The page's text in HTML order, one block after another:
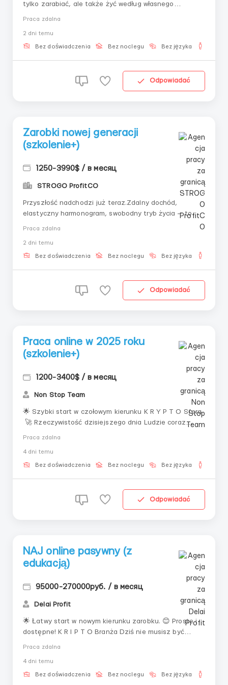
tylko zarabiać, ale także żyć według własnego
Ale aby odnieść sukces, ważne jest nie tylko zacząć,
ale zrobić to z wsparciem i w otoczeniu osób o podo...
Praca zdalna
2 dni temu
Bez doświadczenia Bez noclegu Bez języka
Odpowiadać
Zarobki nowej generacji
(szkolenie+)
1250-3990$ / в месяц
STROGO ProfitCO
Przyszłość nadchodzi już teraz.Zdalny dochód,
elastyczny harmonogram, swobodny tryb życia — to
wszystko staje się nową normą. Technologie otwierają
aby uzyskać dostęp do tych możliwości, ważne jest,
aby znaleźć się w zaufanym zespole. K R I...
Praca zdalna
2 dni temu
Bez doświadczenia Bez noclegu Bez języka
Odpowiadać
Praca online w 2025 roku
(szkolenie+)
1200-3400$ / в месяц
Non Stop Team
🌟 Szybki start w czołowym kierunku K R Y P T O Sfera
🚀 Rzeczywistość dzisiejszego dnia Ludzie coraz
niekończącego się szkolenia. Nowoczesne technologie
pozwalają uzyskać wynik od pierwszych ...
Praca zdalna
4 dni temu
Bez doświadczenia Bez noclegu Bez języka
Odpowiadać
NAJ online pasywny (z
edukacją)
95000-270000руб. / в месяц
Delai Profit
🌟 Łatwy start w nowym kierunku zarobku. 😊 Proste i
dostępne! K R I P T O Branża Dziś nie musisz być
szkolenie, narzędzia i wsparcie — otrzymasz od nas. 💡
Dla kogo 🙌 Dla początkujących, którzy chcą ...
Praca zdalna
4 dni temu
Bez doświadczenia Bez noclegu Bez języka